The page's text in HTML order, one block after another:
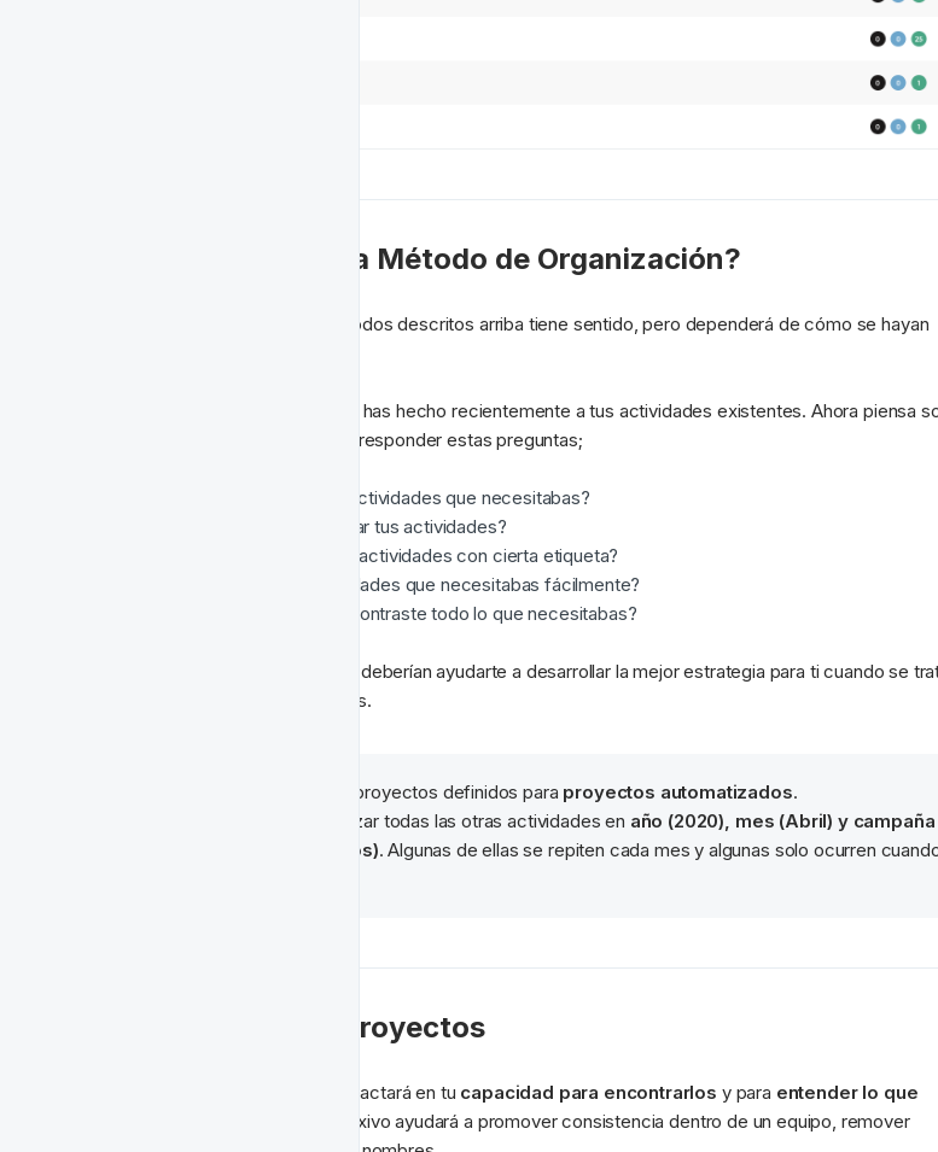
❓ Cuándo Usar Cada Método de Organización?
Usar una combinación de los métodos descritos arriba tiene sentido, pero dependerá de cómo se hayan
Lista algunas de las ediciones que has hecho recientemente a tus actividades existentes. Ahora piensa
cómo abordaste la tarea e intenta responder estas preguntas;
¿Fue fácil localizar todas las actividades que necesitabas?
¿Usaste etiquetas al configurar tus actividades?
¿Necesitaste editar todas las actividades con cierta etiqueta?
¿Encontraste todas las actividades que necesitabas fácilmente?
¿Estuviste seguro de que encontraste todo lo que necesitabas?
Las respuestas a estas preguntas deberían ayudarte a desarrollar la mejor estrategia para ti cuando se
organizar actividades en proyectos.
Nos gusta tener proyectos definidos para proyectos automatizados.
Luego nos gusta categorizar todas las otras actividades en año (2020), mes (Abril) y campaña
(Promociones de Juegos). Algunas de ellas se repiten cada mes y algunas solo ocurren
📛 Cómo Nombrar Proyectos
Cómo nombres tus proyectos impactará en tu capacidad para encontrarlos y para entender lo que
. El nombramiento reflexivo ayudará a promover consistencia dentro de un equipo, remover